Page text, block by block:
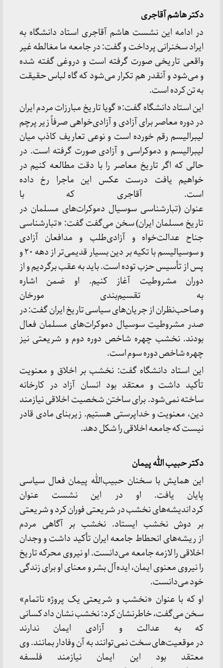
دکتر هاشم آقاجری
در ادامه این نشست هاشم آقاجری استاد دانشگاه به
ایراد سخنرانی پرداخت و گفت: در جامعه ما مغالطه غیر
واقعی تاریخی صورت گرفته است و دروغی گفته شده
و می‌شود و آنقدر هم تکرار می‌شود که گاه لباس حقیقت
به تن کرده است.
این استاد دانشگاه گفت:« گویا تاریخ مبارزات مردم ایران
در دوره معاصر برای آزادی و آزادی‌خواهی صرفاً زیر پرچم
لیبرالیسم رقم خورده است و نوعی تعاریف کاذب میان
لیبرالیسم و دموکراسی و آزادی صورت گرفته است. در
حالی که اگر تاریخ معاصر را با دقت مطالعه کنیم در
خواهیم یافت درست عکس این ماجرا رخ داده
است. آقاجری که با
عنوان (تبارشناسی سوسیال دموکرات‌های مسلمان در
تاریخ مسلمان ایران) سخن می‌گفت گفت: «تبارشناسی
جناح عدالت‌خواه و آزادی‌طلب و مدافعان آزادی
و سوسیالیسم با تکیه بر دین بسیار قدیمی‌تر از دهه ۲۰ و
پس از تأسیس حزب توده است. باید به عقب برگردیم و از
دوران مشروطیت آغاز کنیم. او ضمن اشاره
به تقسیم‌بندی مورخان
و صاحب‌نظران از جریان‌های سیاسی تاریخ ایران گفت: در
صدر مشروطیت سوسیال دموکرات‌های مسلمان فعال
بودند. نخشب چهره شاخص دوره دوم و شریعتی نیز
چهره شاخص دوره سوم است.
این استاد دانشگاه گفت: نخشب بر اخلاق و معنویت
تأکید داشت و معتقد بود انسان آزاد در کارخانه
ساخته نمی‌شود. برای ساختن شخصیت اخلاقی نیازمند
دین، معنویت و خداپرستی هستیم. زیربنای مادی قادر
نیست که جامعه اخلاقی را شکل دهد.
دکتر حبیب الله پیمان
این همایش با سخنان حبیب‌الله پیمان فعال سیاسی
پایان یافت. او در این نشست عنوان
کرد اندیشه‌های نخشب در شریعتی فوران کرد و شریعتی
بر دوش نخشب ایستاد. نخشب بر آگاهی مردم
از ریشه‌های انحطاط جامعه ایران تأکید داشت و وجدان
اخلاقی را لازمه جامعه می‌دانست. او نیروی محرکه تاریخ
را نیروی معنوی ایمان، ایده‌آل بشر و معنای او برای زندگی
خود می‌دانست.
او که با عنوان «نخشب و شریعتی یک پروژه ناتمام»
سخن می‌گفت، خاطرنشان کرد: نخشب نشان داد کسانی
که به عدالت و آزادی ایمان ندارند
در موقعیت‌های سخت نمی‌توانند به آن وفادار بمانند. وی
معتقد بود این ایمان نیازمند فلسفه